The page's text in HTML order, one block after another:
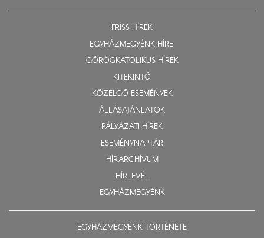
FRISS HÍREK
EGYHÁZMEGYÉNK HÍREI
GÖRÖGKATOLIKUS HÍREK
KITEKINTŐ
KÖZELGŐ ESEMÉNYEK
ÁLLÁSAJÁNLATOK
PÁLYÁZATI HÍREK
ESEMÉNYNAPTÁR
HÍRARCHÍVUM
HÍRLEVÉL
EGYHÁZMEGYÉNK
EGYHÁZMEGYÉNK TÖRTÉNETE